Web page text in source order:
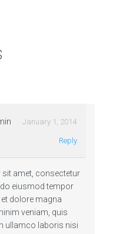
de l'humanité, nous
les limites…
January 1, 2014
Reply
sit amet, consectetur
eiusmod tempor
dolore magna
veniam, quis
ullamco laboris nisi